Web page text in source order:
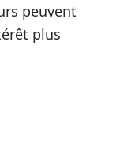
peuvent
plus